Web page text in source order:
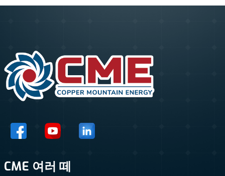
CME 여러 떼